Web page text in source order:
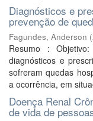
Diagnósticos e
prevenção de
Fagundes, Anderson (
Resumo :
diagnósticos e
sofreram quedas
a ocorrência, em
Doença Renal
de vida de